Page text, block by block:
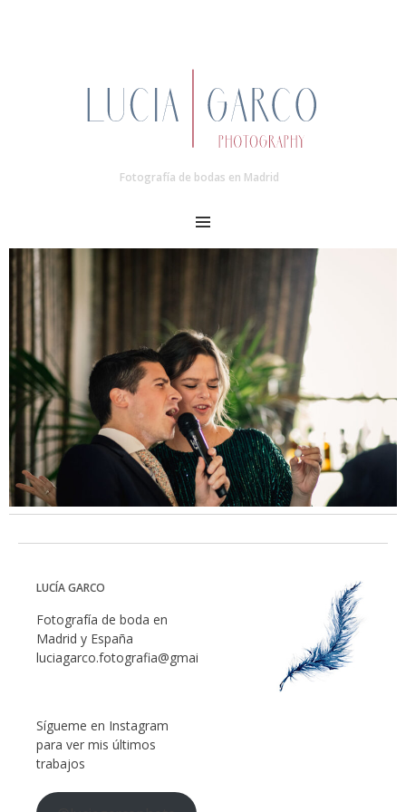
Fotografía de bodas en Madrid
MENU
LUCÍA GARCO
Fotografía de boda en
Madrid y España
luciagarco.fotografia@gmail.com
Sígueme en Instagram
para ver mis últimos
trabajos